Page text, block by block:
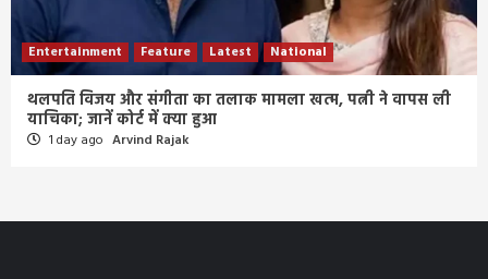
Entertainment Feature Latest National
थलपति विजय और संगीता का तलाक मामला खत्म, पत्नी ने वापस ली
याचिका; जानें कोर्ट में क्या हुआ
1 day ago Arvind Rajak